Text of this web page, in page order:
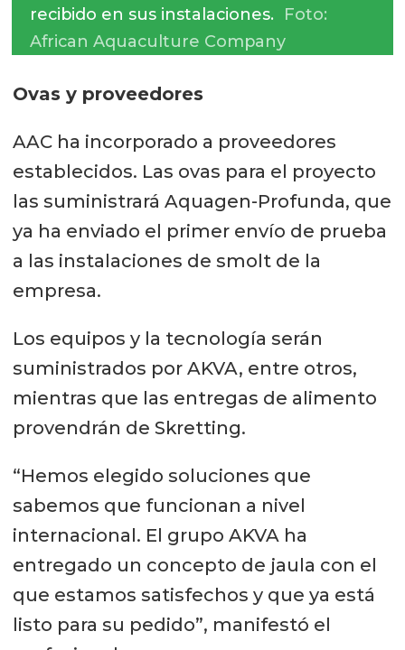
recibido en sus instalaciones. Foto:
African Aquaculture Company
Ovas y proveedores
AAC ha incorporado a proveedores
establecidos. Las ovas para el proyecto
las suministrará Aquagen-Profunda, que
ya ha enviado el primer envío de prueba
a las instalaciones de smolt de la
empresa.
Los equipos y la tecnología serán
suministrados por AKVA, entre otros,
mientras que las entregas de alimento
provendrán de Skretting.
“Hemos elegido soluciones que
sabemos que funcionan a nivel
internacional. El grupo AKVA ha
entregado un concepto de jaula con el
que estamos satisfechos y que ya está
listo para su pedido”, manifestó el